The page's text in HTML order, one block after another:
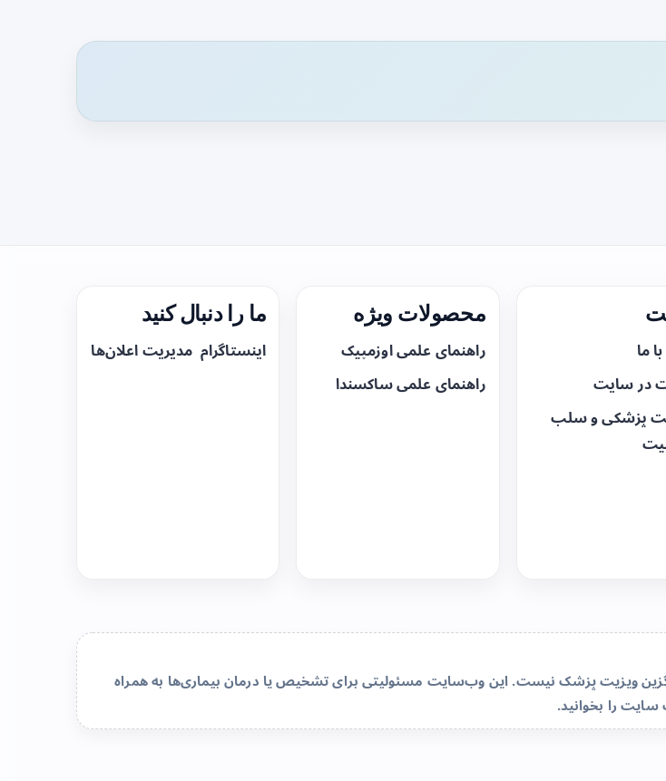
ما
در سایت
پزشکی و سلب
محصولات ویژه
راهنمای علمی اوزمپیک
راهنمای علمی ساکسندا
ما را دنبال کنید
اینستاگرام مدیریت اعلان‌ها
ویزیت پزشک نیست. این وب‌سایت مسئولیتی برای تشخیص یا درمان بیماری‌ها به همراه
سایترا بخوانید.